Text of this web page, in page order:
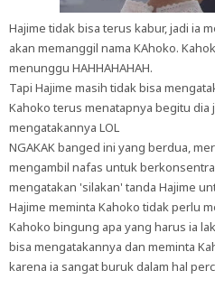
Hajime tidak bisa terus kabur, jadi ia
akan memanggil nama KAhoko.
menunggu HAHHAHAHAH.
Tapi Hajime masih tidak bisa
Kahoko terus menatapnya begitu dia
mengatakannya LOL
NGAKAK banged ini yang berdua,
mengambil nafas untuk
mengatakan 'silakan' tanda Hajime
Hajime meminta Kahoko tidak perlu
Kahoko bingung apa yang harus ia
bisa mengatakannya dan meminta
karena ia sangat buruk dalam hal